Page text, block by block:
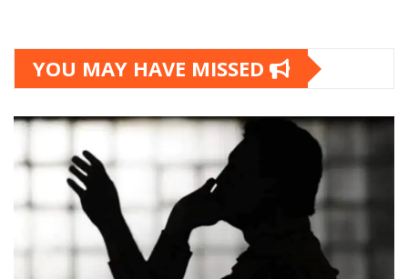
YOU MAY HAVE MISSED